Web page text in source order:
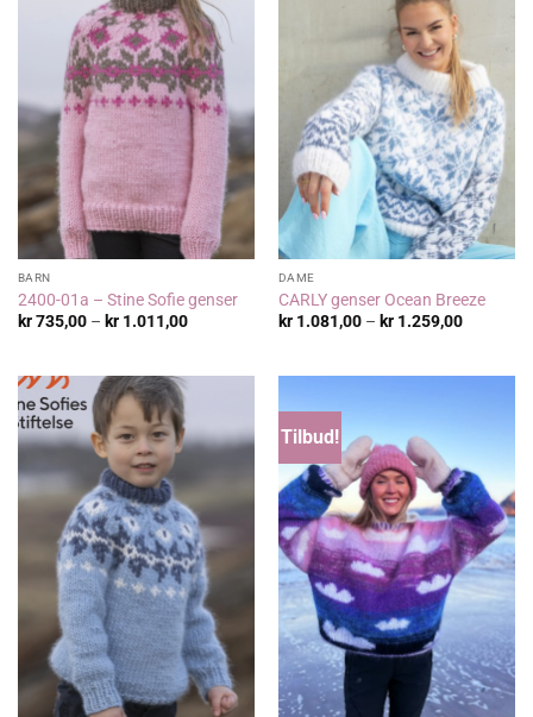
BARN
2400-01a – Stine Sofie genser
kr735,00 – kr1.011,00Prisområde:
DAME
CARLY genser Ocean Breeze
kr1.081,00 – kr1.259,00
Tilbud!